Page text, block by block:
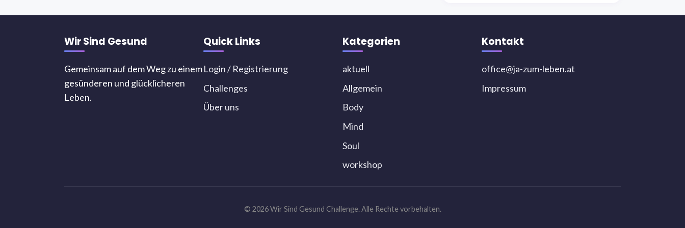
Wir Sind Gesund
Gemeinsam auf dem Weg zu einem
gesünderen und glücklicheren
Leben.
Quick Links
Login / Registrierung
Challenges
Über uns
Kategorien
aktuell
Allgemein
Body
Mind
Soul
workshop
Kontakt
office@ja-zum-leben.at
Impressum
© 2026 Wir Sind Gesund Challenge. Alle Rechte vorbehalten.